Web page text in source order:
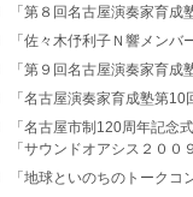
「第８回名古屋演奏家育成
「佐々木伃利子Ｎ響メン
「第９回名古屋演奏家育成
「名古屋演奏家育成塾第
「名古屋市制120周年記念
「サウンドオアシス２０
「地球といのちのトーク